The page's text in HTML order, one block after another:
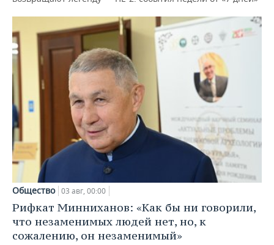
Общество 03 авг, 00:00
Рифкат Минниханов: «Как бы ни говорили,
что незаменимых людей нет, но, к
сожалению, он незаменимый»